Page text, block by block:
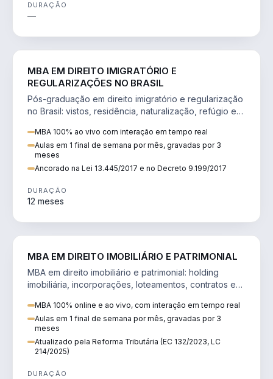
DURAÇÃO
—
MBA EM DIREITO IMIGRATÓRIO E
REGULARIZAÇÕES NO BRASIL
Pós-graduação em direito imigratório e regularização
no Brasil: vistos, residência, naturalização, refúgio e
MBA 100% ao vivo com interação em tempo real
Aulas em 1 final de semana por mês, gravadas por 3
meses
Ancorado na Lei 13.445/2017 e no Decreto 9.199/2017
DURAÇÃO
12 meses
MBA EM DIREITO IMOBILIÁRIO E PATRIMONIAL
MBA em direito imobiliário e patrimonial: holding
imobiliária, incorporações, loteamentos, contratos e
MBA 100% online e ao vivo, com interação em tempo real
Aulas em 1 final de semana por mês, gravadas por 3
meses
Atualizado pela Reforma Tributária (EC 132/2023, LC
214/2025)
DURAÇÃO